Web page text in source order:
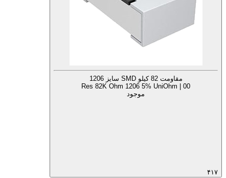
مقاومت 82 کیلو SMD سایز 1206
Res 82K Ohm 1206 5% UniOhm | 00
موجود
۴۱۷